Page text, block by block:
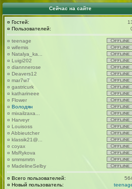
Сейчас на сайте
¤ Гостей:
¤ Пользователей:
¤ teenage
¤ wifemis
¤ Natalya_ka...
¤ Luigi202
¤ diannnerose
¤ Deavers12
¤ mar7w7
¤ gastricurk
¤ katharineee
¤ Flower
¤ Володян
¤ mixailzaxa...
¤ Harveyr
¤ Louisoss
¤ Abbieutcher
¤ klassik21@...
¤ coyax
¤ MsRykova
¤ smmsmrtn
¤ MadelineSelby
¤ Всего пользователей:
¤ Новый пользователь: